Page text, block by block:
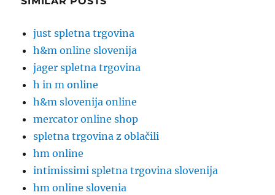
just spletna trgovina
h&m online slovenija
jager spletna trgovina
h in m online
h&m slovenija online
mercator online shop
spletna trgovina z oblačili
hm online
intimissimi spletna trgovina slovenija
hm online slovenia